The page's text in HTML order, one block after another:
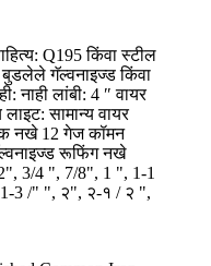
Q195 किंवा स्टील
बुडलेले गॅल्वनाइज्ड किंवा
नाही लांबी: 4 ″ वायर
सामान्य वायर
नखे 12 गेज कॉमन
रूफिंग नखे
3/4 ", 7/8", 1 ", 1-1
3 /" ", २", २-१ / २ ",